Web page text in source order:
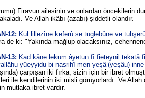
Firavun ailesinin ve onlardan öncekilerin
Ve Allah ikâbı (azabı) şiddetli olandır.
12: Kul lillezîne keferû se tuglebûne ve
de ki: "Yakında mağlup olacaksınız,
13: Kad kâne lekum âyetun fî fieteynil tekatâ
yûeyyidu bi nasrihî men yeşâ’(yeşâu)
çarpışan iki fırka, sizin için bir ibret
ile kendilerinin iki misli görüyorlardı. Ve
mutlaka ibret vardır.